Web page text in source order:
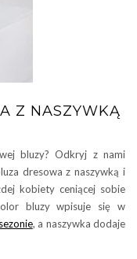
Z NASZYWKĄ
bluzy? Odkryj z nami
dresowa z naszywką i
kobiety ceniącej sobie
bluzy wpisuje się w
, a naszywka dodaje